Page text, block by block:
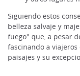
Siguiendo estos
belleza salvaje y
fuego" que, a pesar
fascinando a
paisajes y su